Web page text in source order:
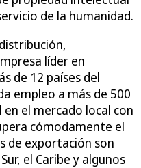
de la humanidad.
líder en
de 12 países del
empleo a más de 500
el mercado local con
cómodamente el
de exportación son
el Caribe y algunos